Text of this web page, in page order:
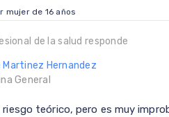
mujer de 16 años
de la salud responde
Martinez Hernandez
General
teórico, pero es muy